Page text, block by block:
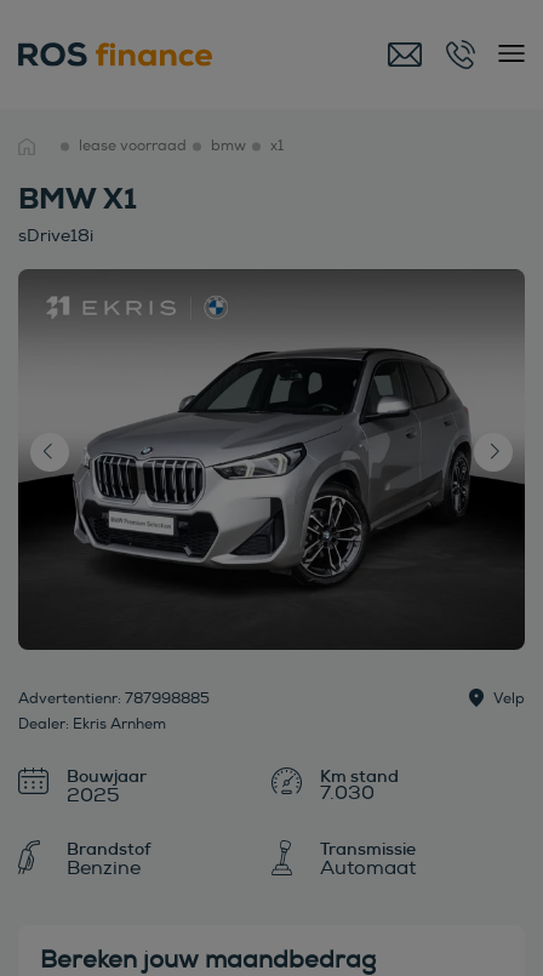
lease voorraad bmw x1
BMW X1
sDrive18i
Advertentienr: 787998885
Dealer: Ekris Arnhem
Velp
Bouwjaar
2025 7.030
Brandstof
Benzine
Transmissie
Automaat
Bereken jouw maandbedrag